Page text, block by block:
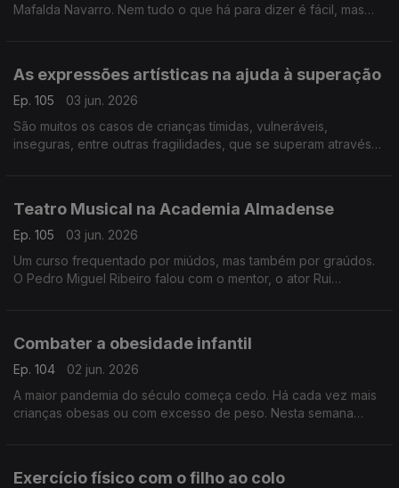
Mafalda Navarro. Nem tudo o que há para dizer é fácil, mas
As expressões artísticas na ajuda à superação
Ep. 105
03 jun. 2026
São muitos os casos de crianças tímidas, vulneráveis,
inseguras, entre outras fragilidades, que se superam através
Teatro Musical na Academia Almadense
Ep. 105
03 jun. 2026
Um curso frequentado por miúdos, mas também por graúdos.
O Pedro Miguel Ribeiro falou com o mentor, o ator Rui
Combater a obesidade infantil
Ep. 104
02 jun. 2026
A maior pandemia do século começa cedo. Há cada vez mais
crianças obesas ou com excesso de peso. Nesta semana
Exercício físico com o filho ao colo